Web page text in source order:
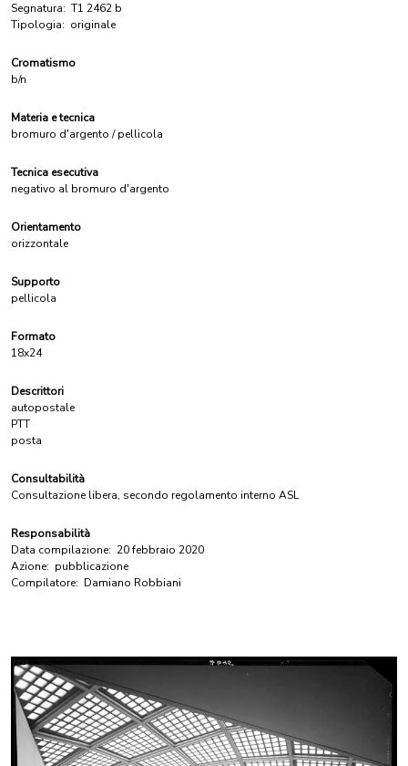
Segnatura: T1 2462 b
Tipologia: originale
Cromatismo
b/n
Materia e tecnica
bromuro d'argento / pellicola
Tecnica esecutiva
negativo al bromuro d'argento
Orientamento
orizzontale
Supporto
pellicola
Formato
18x24
Descrittori
autopostale
PTT
posta
Consultabilità
Consultazione libera, secondo regolamento interno ASL
Responsabilità
Data compilazione: 20 febbraio 2020
Azione: pubblicazione
Compilatore: Damiano Robbiani